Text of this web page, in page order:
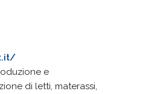
e
di letti, materassi,